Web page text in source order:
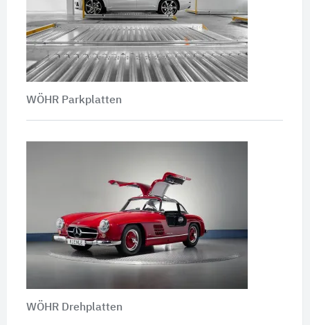
WÖHR Parkplatten
WÖHR Drehplatten